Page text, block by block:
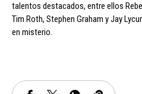
talentos destacados, entre ellos
Tim Roth, Stephen Graham y Jay
en misterio.